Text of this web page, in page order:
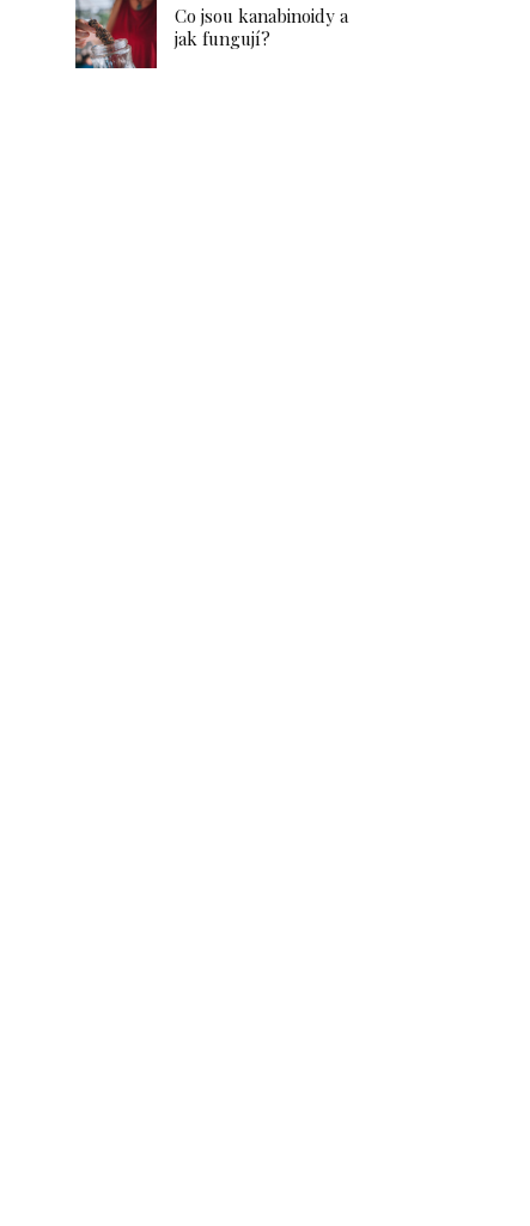
Co jsou kanabinoidy a
jak fungují?